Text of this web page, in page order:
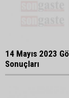
14 Mayıs 2023
Sonuçları